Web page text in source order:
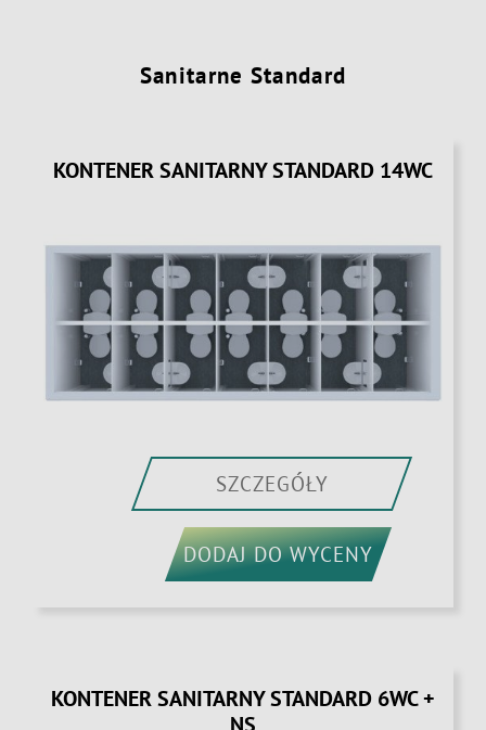
Sanitarne Standard
KONTENER SANITARNY STANDARD 14WC
SZCZEGÓŁY
DODAJ DO WYCENY
KONTENER SANITARNY STANDARD 6WC +
NS